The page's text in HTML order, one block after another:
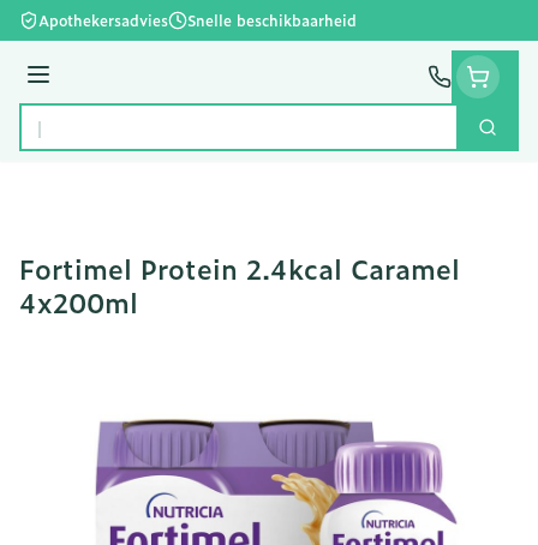
Ga naar de inhoud
Apothekersadvies Snelle beschikbaarheid
Menu
Product, merk, categorie...
Zoek
Fortimel Protein 2.4kcal Caramel
4x200ml